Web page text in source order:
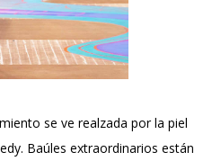
se ve realzada por la piel
Baúles extraordinarios están